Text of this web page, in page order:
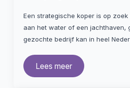
Een strategische koper is op
aan het water of een jachthaven,
gezochte bedrijf kan in heel
Lees meer